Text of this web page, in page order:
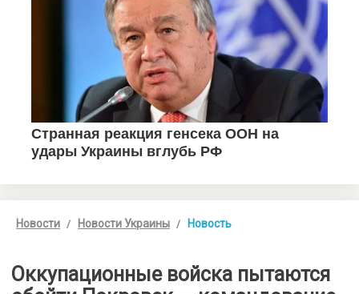
Новости Новости Украины Новость
Оккупационные войска пытаются